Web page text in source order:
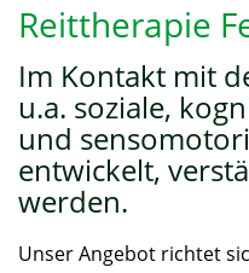
Reittherapie
Im Kontakt mit
u.a. soziale,
und
entwickelt,
werden.
Unser Angebot richtet